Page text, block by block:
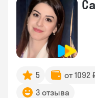
5 от 1092
3 отзыва